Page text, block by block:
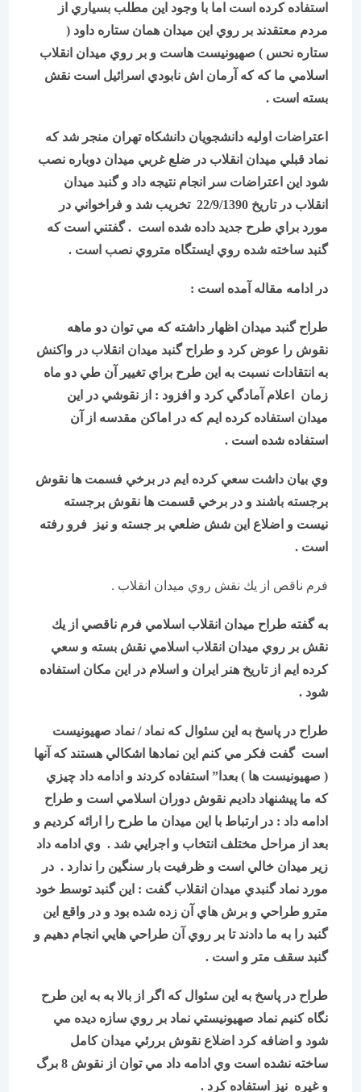
استفاده كرده است اما با وجود اين مطلب بسياري از
مردم معتقدند بر روي اين ميدان همان ستاره داود (
ستاره نحس ) صهیونيست هاست و بر روي ميدان انقلاب
اسلامي ما كه كه آرمان اش نابودي اسرائيل است نقش
بسته است .
اعتراضات اوليه دانشجويان دانشكاه تهران منجر شد كه
نماد قبلي ميدان انقلاب در ضلع غربي ميدان دوباره نصب
شود اين اعتراضات سر انجام نتیجه داد و گنبد ميدان
انقلاب در تاريخ 22/9/1390 تخريب شد و فراخواني در
مورد براي طرح جديد داده شده است . گفتني است كه
گنبد ساخته شده روي ايستگاه متروي نصب است .
در ادامه مقاله آمده است :
طراح گنبد ميدان اظهار داشته كه مي توان دو ماهه
نقوش را عوض كرد و طراح گنبد ميدان انقلاب در واكنش
به انتقادات نسبت به اين طرح براي تغیير آن طي دو ماه
زمان اعلام آمادگي كرد و افزود : از نقوشي در اين
ميدان استفاده كرده ايم كه در اماكن مقدسه از آن
استفاده شده است .
وي بيان داشت سعي كرده ايم در برخي فسمت ها نقوش
برجسته باشند و در برخي قسمت ها نقوش برجسته
نيست و اضلاع اين شش ضلعي بر جسته و نيز فرو رفته
فرم ناقص از يك نقش روي ميدان انقلاب .
به گفته طراح ميدان انقلاب اسلامي فرم ناقصي از يك
نقش بر روي ميدان انقلاب اسلامي نقش بسته و سعي
كرده ايم از تاريخ هنر ايران و اسلام در اين مكان استفاده
طراح در پاسخ به اين سئوال كه نماد / نماد صهیونيست
است گفت فكر مي كنم اين نمادها اشكالي هستند كه آنها
( صهیونيست ها ) بعدا” استفاده كردند و ادامه داد چيزي
كه ما پيشنهاد داديم نقوش دوران اسلامي است و طراح
ادامه داد : در ارتباط با اين ميدان ما طرح را ارائه كرديم و
بعد از مراحل مختلف انتخاب و اجرايي شد . وي ادامه داد
زير ميدان خالي است و ظرفيت بار سنگين را ندارد . در
مورد نماد گنبدي ميدان انقلاب گفت : اين گنبد توسط خود
مترو طراحي و برش هاي آن زده شده بود و در واقع اين
گنبد را به ما دادند تا بر روي آن طراحي هايي انجام دهيم و
گنبد سقف متر و است .
طراح در پاسخ به اين سئوال كه اگر از بالا به به اين طرح
نگاه كنيم نماد صهیونيستي نماد بر روي سازه ديده مي
شود و اضافه كرد اضلاع نقوش بررئي ميدان كامل
ساخته نشده است وي ادامه داد مي توان از نقوش 8 برگ
و غيره نيز استفاده كرد .